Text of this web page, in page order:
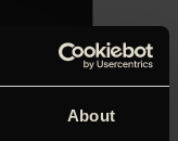
About